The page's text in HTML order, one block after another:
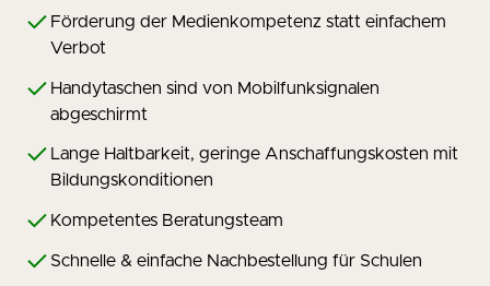
Förderung der Medienkompetenz statt einfachem
Verbot
Handytaschen sind von Mobilfunksignalen
abgeschirmt
Lange Haltbarkeit, geringe Anschaffungskosten mit
Bildungskonditionen
Kompetentes Beratungsteam
Schnelle & einfache Nachbestellung für Schulen